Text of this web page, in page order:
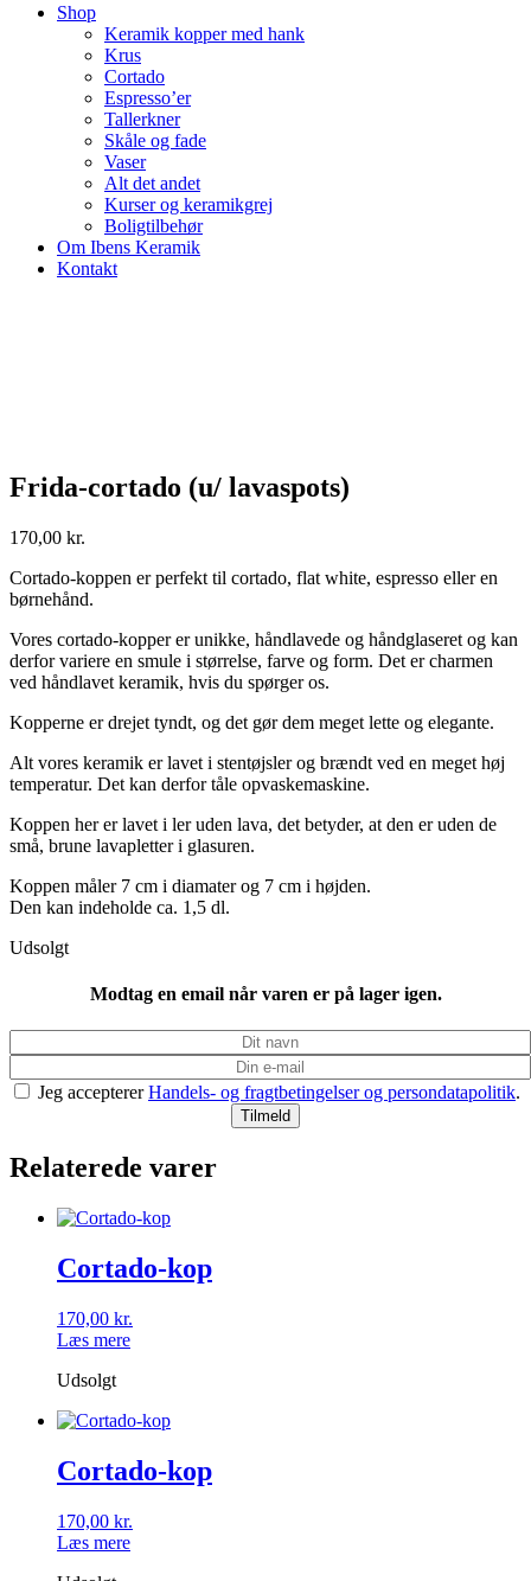
Shop
Keramik kopper med hank
Krus
Cortado
Espresso’er
Tallerkner
Skåle og fade
Vaser
Alt det andet
Kurser og keramikgrej
Boligtilbehør
Om Ibens Keramik
Kontakt
Frida-cortado (u/ lavaspots)
170,00 kr.
Cortado-koppen er perfekt til cortado, flat white, espresso eller en
børnehånd.
Vores cortado-kopper er unikke, håndlavede og håndglaseret og kan
derfor variere en smule i størrelse, farve og form. Det er charmen
ved håndlavet keramik, hvis du spørger os.
Kopperne er drejet tyndt, og det gør dem meget lette og elegante.
Alt vores keramik er lavet i stentøjsler og brændt ved en meget høj
temperatur. Det kan derfor tåle opvaskemaskine.
Koppen her er lavet i ler uden lava, det betyder, at den er uden de
små, brune lavapletter i glasuren.
Koppen måler 7 cm i diamater og 7 cm i højden.
Den kan indeholde ca. 1,5 dl.
Udsolgt
Modtag en email når varen er på lager igen.
Jeg acceptererHandels- og fragtbetingelser og persondatapolitik.
Relaterede varer
Cortado-kop
170,00 kr.
Læs mere
Udsolgt
Cortado-kop
170,00 kr.
Læs mere